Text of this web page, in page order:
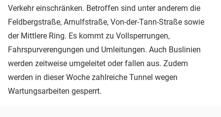
Verkehr einschränken. Betroffen sind unter anderem die
Feldbergstraße, Arnulfstraße, Von-der-Tann-Straße sowie
der Mittlere Ring. Es kommt zu Vollsperrungen,
Fahrspurverengungen und Umleitungen. Auch Buslinien
werden zeitweise umgeleitet oder fallen aus. Zudem
werden in dieser Woche zahlreiche Tunnel wegen
Wartungsarbeiten gesperrt.